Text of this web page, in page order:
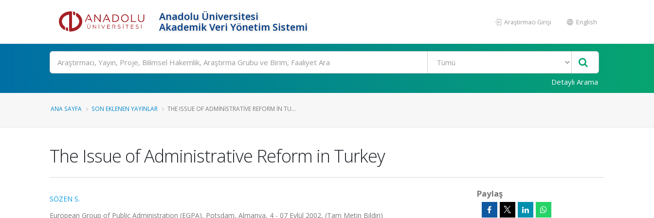
Anadolu Üniversitesi
Akademik Veri Yönetim Sistemi
Araştırmacı Girişi English
Ara
Detaylı Arama
ANA SAYFA SON EKLENEN YAYINLAR THE ISSUE OF ADMINISTRATIVE REFORM IN TU...
The Issue of Administrative Reform in Turkey
SÖZEN S.
European Group of Public Administration (EGPA), Potsdam, Almanya, 4 - 07 Eylül 2002, (Tam Metin Bildiri)
Paylaş